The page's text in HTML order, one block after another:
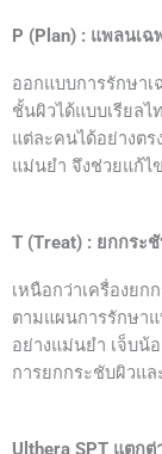
P (Plan) : แพลนเ
ออกแบบการรักษา
ชั้นผิวได้แบบเรียล
แต่ละคนได้อย่างตร
แม่นยำ จึงช่วยแก้
T (Treat) : ยกกระ
เหนือกว่าเครื่องยก
ตามแผนการรักษา
อย่างแม่นยำ เจ็บน้
การยกกระชับผิวแล